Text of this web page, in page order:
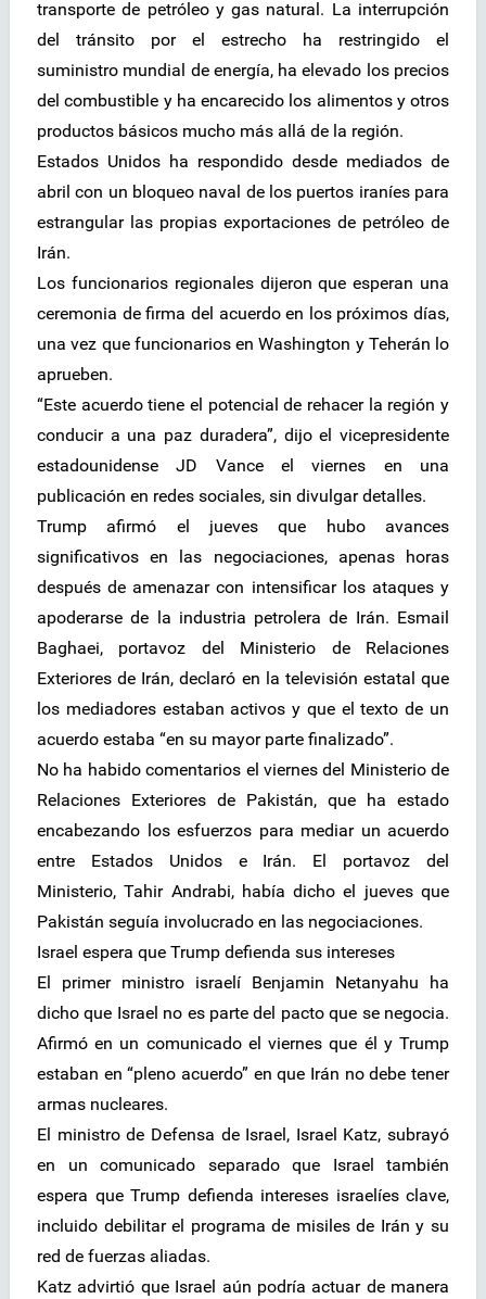
transporte de petróleo y gas natural. La interrupción
del tránsito por el estrecho ha restringido el
suministro mundial de energía, ha elevado los precios
del combustible y ha encarecido los alimentos y otros
productos básicos mucho más allá de la región.
Estados Unidos ha respondido desde mediados de
abril con un bloqueo naval de los puertos iraníes para
estrangular las propias exportaciones de petróleo de
Irán.
Los funcionarios regionales dijeron que esperan una
ceremonia de firma del acuerdo en los próximos días,
una vez que funcionarios en Washington y Teherán lo
aprueben.
“Este acuerdo tiene el potencial de rehacer la región y
conducir a una paz duradera”, dijo el vicepresidente
estadounidense JD Vance el viernes en una
publicación en redes sociales, sin divulgar detalles.
Trump afirmó el jueves que hubo avances
significativos en las negociaciones, apenas horas
después de amenazar con intensificar los ataques y
apoderarse de la industria petrolera de Irán. Esmail
Baghaei, portavoz del Ministerio de Relaciones
Exteriores de Irán, declaró en la televisión estatal que
los mediadores estaban activos y que el texto de un
acuerdo estaba “en su mayor parte finalizado”.
No ha habido comentarios el viernes del Ministerio de
Relaciones Exteriores de Pakistán, que ha estado
encabezando los esfuerzos para mediar un acuerdo
entre Estados Unidos e Irán. El portavoz del
Ministerio, Tahir Andrabi, había dicho el jueves que
Pakistán seguía involucrado en las negociaciones.
Israel espera que Trump defienda sus intereses
El primer ministro israelí Benjamin Netanyahu ha
dicho que Israel no es parte del pacto que se negocia.
Afirmó en un comunicado el viernes que él y Trump
estaban en “pleno acuerdo” en que Irán no debe tener
armas nucleares.
El ministro de Defensa de Israel, Israel Katz, subrayó
en un comunicado separado que Israel también
espera que Trump defienda intereses israelíes clave,
incluido debilitar el programa de misiles de Irán y su
red de fuerzas aliadas.
Katz advirtió que Israel aún podría actuar de manera